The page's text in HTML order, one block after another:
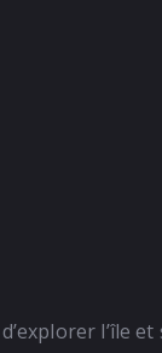
l’île